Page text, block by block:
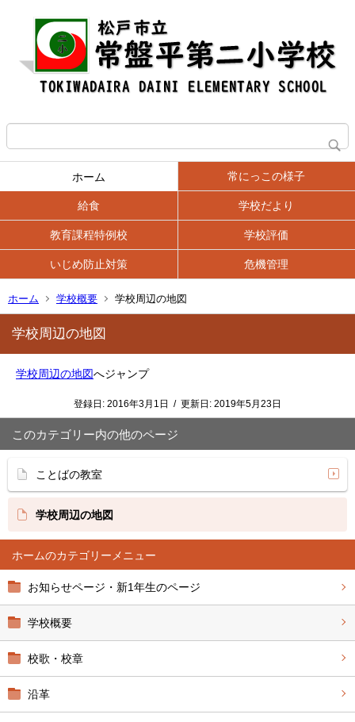
ホーム 常にっこの様子
給食 学校だより
教育課程特例校 学校評価
いじめ防止対策 危機管理
ホーム 学校概要 学校周辺の地図
ホーム
お知らせページ・新1年生のページ
学校概要
校歌・校章
沿革
学校周辺の地図
学校周辺の地図へジャンプ
登録日: 2016年3月1日 / 更新日: 2019年5月23日
このカテゴリー内の他のページ
ことばの教室
学校周辺の地図